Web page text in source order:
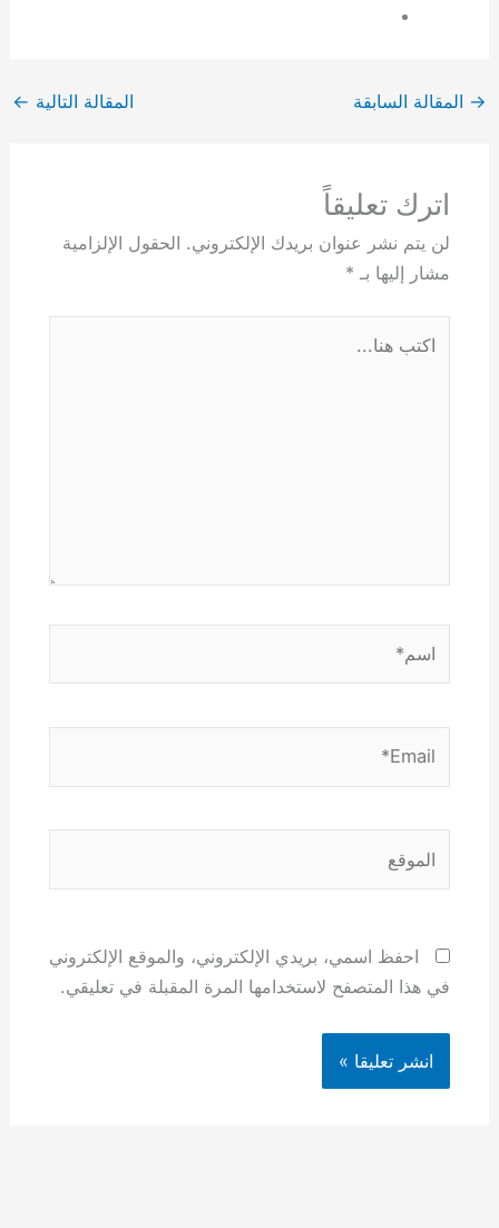
→ المقالة السابقة المقالة التالية ←
اترك تعليقاً
لن يتم نشر عنوان بريدك الإلكتروني. الحقول الإلزامية
مشار إليها بـ *
هنا...
احفظ اسمي، بريدي الإلكتروني، والموقع الإلكتروني
في هذا المتصفح لاستخدامها المرة المقبلة في تعليقي.